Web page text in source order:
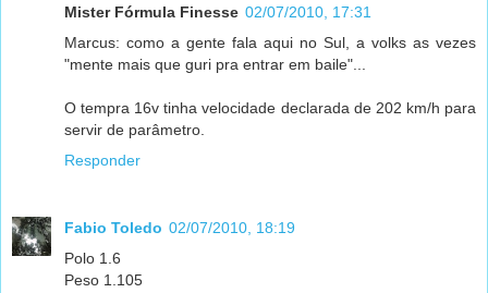
Mister Fórmula Finesse 02/07/2010, 17:31
Marcus: como a gente fala aqui no Sul, a volks as vezes
"mente mais que guri pra entrar em baile"...
O tempra 16v tinha velocidade declarada de 202 km/h para
servir de parâmetro.
Responder
Fabio Toledo 02/07/2010, 18:19
Polo 1.6
Peso 1.105